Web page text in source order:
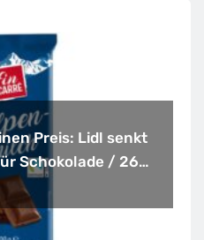
Preis: Lidl senkt
Schokolade / 26
bis zu 13 Prozent